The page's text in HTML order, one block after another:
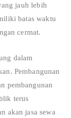
jauh lebih
batas waktu
cermat.
dalam
Pembangunan
pembangunan
terus
akan jasa sewa